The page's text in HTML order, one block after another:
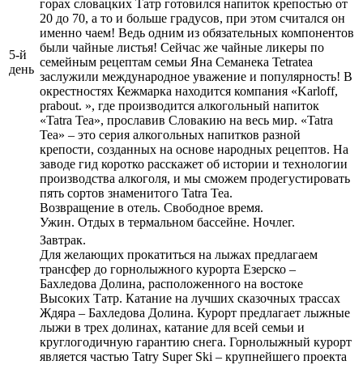
5-й
день
горах словацких Татр готовился напиток крепостью от
20 до 70, а то и больше градусов, при этом считался он
именно чаем! Ведь одним из обязательных компонентов
были чайные листья! Сейчас же чайные ликеры по
семейным рецептам семьи Яна Семанека Tetratea
заслужили международное уважение и популярность! В
окрестностях Кежмарка находится компания «Karloff,
prabout. », где производится алкогольный напиток
«Tatra Tea», прославив Словакию на весь мир. «Tatra
Tea» – это серия алкогольных напитков разной
крепости, созданных на основе народных рецептов. На
заводе гид коротко расскажет об истории и технологии
производства алкоголя, и мы сможем продегустировать
пять сортов знаменитого Tatra Tea.
Возвращение в отель. Свободное время.
Ужин. Отдых в термальном бассейне. Ночлег.
Завтрак.
Для желающих прокатиться на лыжах предлагаем
трансфер до горнолыжного курорта Езерско –
Бахледова Долина, расположенного на востоке
Высоких Татр. Катание на лучших сказочных трассах
Ждяра – Бахледова Долина. Курорт предлагает лыжные
лыжи в трех долинах, катание для всей семьи и
круглогодичную гарантию снега. Горнолыжный курорт
является частью Tatry Super Ski – крупнейшего проекта